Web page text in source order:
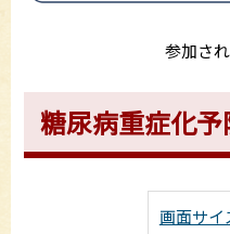
参加さ
糖尿病重症化
画面サ